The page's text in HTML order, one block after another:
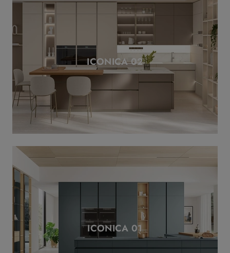
ICONICA 02
ICONICA 01